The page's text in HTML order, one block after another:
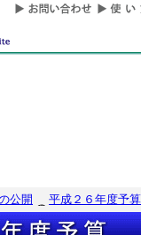
公開 平成２６年度予算